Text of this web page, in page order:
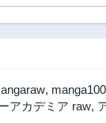
,
アカデミア raw,